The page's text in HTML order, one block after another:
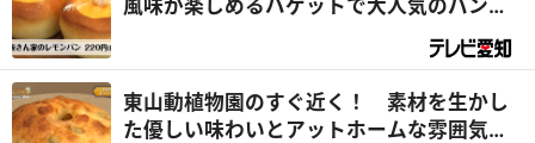
風味が楽しめるバゲットで大人気のパン屋
さんの秘密とは？ ～ パンを訪ねて三千里
「baguette rabbit 社口本店」後編
東山動植物園のすぐ近く！ 素材を生かし
た優しい味わいとアットホームな雰囲気が